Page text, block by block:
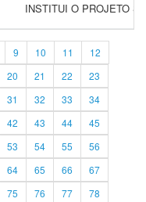
INSTITUI O PROJETO
9 10 11
12
20 21 22
23
31 32 33
34
42 43 44
45
53 54 55
56
64 65 66
67
75 76 77 78